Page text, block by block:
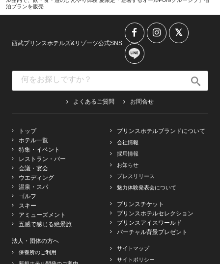
泊プランを販売
西武プリンスホテルズ&リゾーツ公式SNS
よくあるご質問 お問合せ
トップ
ホテル一覧
特集・イベント
レストラン・バー
会議・宴会
ウエディング
温泉・スパ
ゴルフ
スキー
アミューズメント
五感で感じる絶景旅
法人・団体の方へ
保養所のご利用
プリンスホテルブランドについて
会社情報
採用情報
お知らせ
プレスリリース
魅力体験発表会について
プリンスチケット
プリンスホテルセレクション
プリンスアイスワールド
バーチャル背景プレゼント
サイトマップ
サイトポリシー